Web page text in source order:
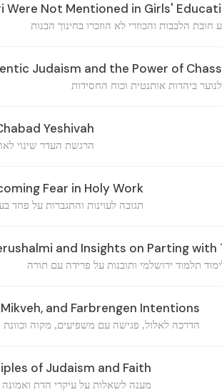
Were Not Mentioned in Girls'
חובת הלבבות והכוזרי לא הוזכרו בחינוך הבנות
Judaism and the Power of
ביהדות אותנטית וכוח החסידות
Yeshivah
הרגשת העדר שינוי
Fear in Holy Work
תגובה לעוינות והתגברות על פחד
and Insights on Parting with
תלמוד ירושלמי ותובנות על פרידה עם תורה
and Farbrengen Intentions
הדרכה לאלול, פגישה עם משפיעים, מקוה וכוונת
of Judaism and Faith
מענה לשאלות על עיקרי הדת ואמונה